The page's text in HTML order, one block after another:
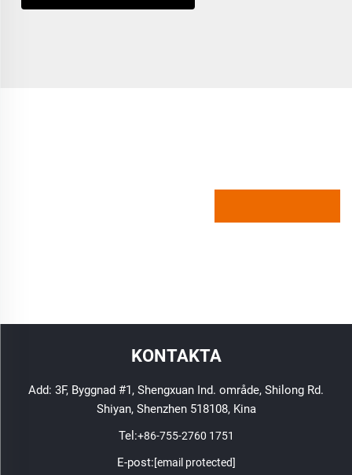
KONTAKTA
Add: 3F, Byggnad #1, Shengxuan Ind. område, Shilong Rd.
Shiyan, Shenzhen 518108, Kina
Tel:+86-755-2760 1751
E-post:[email protected]